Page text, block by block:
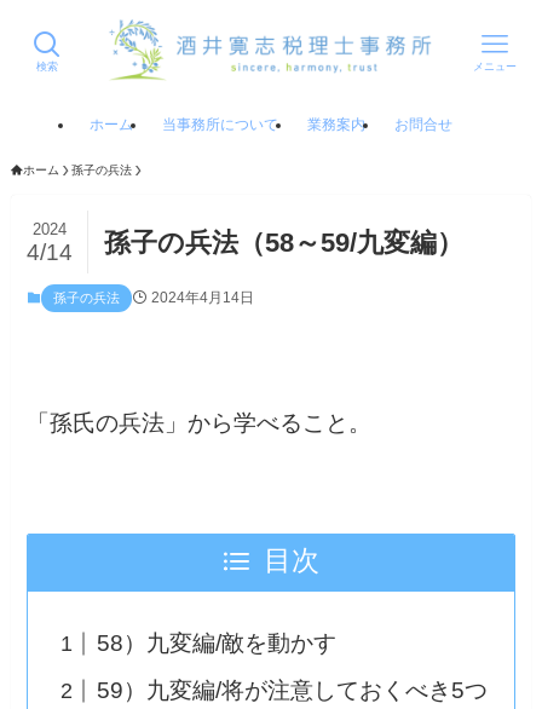
検索 メニュー
ホーム 当事務所について 業務案内 お問合せ
ホーム 孫子の兵法
孫子の兵法（58～59/九変編）
2024
4/14
孫子の兵法 2024年4月14日
「孫氏の兵法」から学べること。
目次
58）九変編/敵を動かす
59）九変編/将が注意しておくべき5つ